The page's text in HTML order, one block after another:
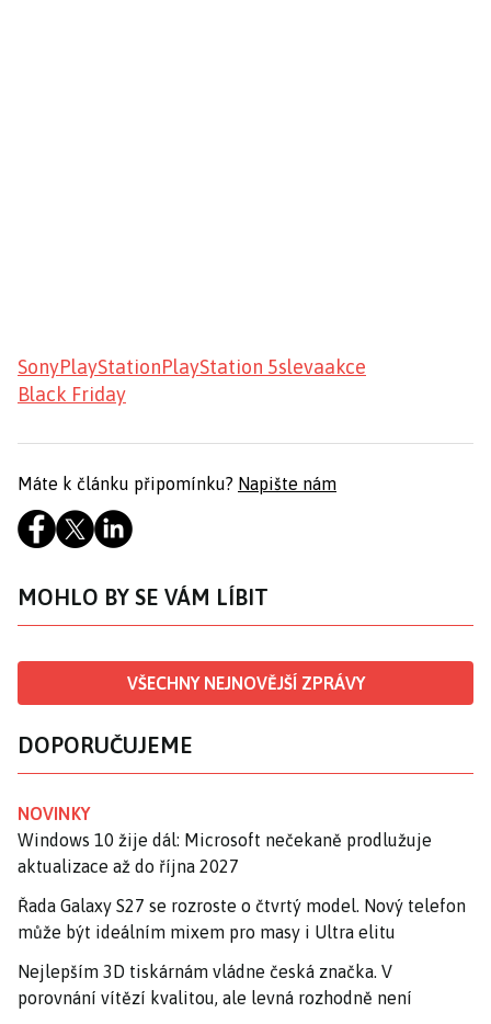
SonyPlayStationPlayStation 5slevaakce
Black Friday
Máte k článku připomínku? Napište nám
MOHLO BY SE VÁM LÍBIT
VŠECHNY NEJNOVĚJŠÍ ZPRÁVY
DOPORUČUJEME
NOVINKY
Windows 10 žije dál: Microsoft nečekaně prodlužuje
aktualizace až do října 2027
Řada Galaxy S27 se rozroste o čtvrtý model. Nový telefon
může být ideálním mixem pro masy i Ultra elitu
Nejlepším 3D tiskárnám vládne česká značka. V
porovnání vítězí kvalitou, ale levná rozhodně není